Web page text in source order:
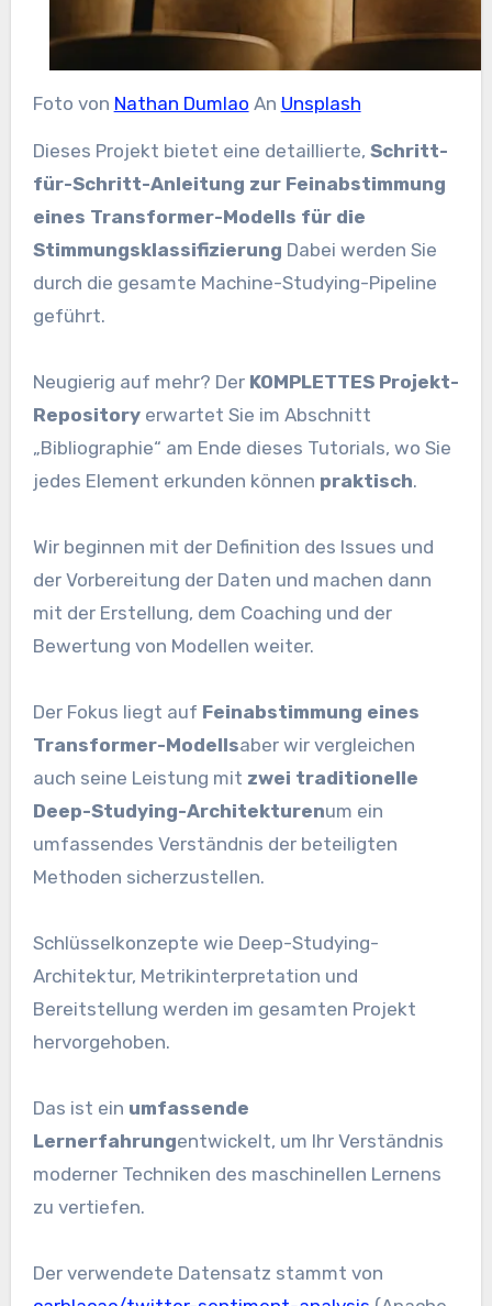
Foto von Nathan Dumlao An Unsplash
Dieses Projekt bietet eine detaillierte, Schritt-
für-Schritt-Anleitung zur Feinabstimmung
eines Transformer-Modells für die
Stimmungsklassifizierung Dabei werden Sie
durch die gesamte Machine-Studying-Pipeline
geführt.
Neugierig auf mehr? Der KOMPLETTES Projekt-
Repositoryerwartet Sie im Abschnitt
„Bibliographie“ am Ende dieses Tutorials, wo Sie
jedes Element erkunden können praktisch.
Wir beginnen mit der Definition des Issues und
der Vorbereitung der Daten und machen dann
mit der Erstellung, dem Coaching und der
Bewertung von Modellen weiter.
Der Fokus liegt auf Feinabstimmung eines
Transformer-Modellsaber wir vergleichen
auch seine Leistung mit zwei traditionelle
Deep-Studying-Architekturenum ein
umfassendes Verständnis der beteiligten
Methoden sicherzustellen.
Schlüsselkonzepte wie Deep-Studying-
Architektur, Metrikinterpretation und
Bereitstellung werden im gesamten Projekt
hervorgehoben.
Das ist ein umfassende
Lernerfahrungentwickelt, um Ihr Verständnis
moderner Techniken des maschinellen Lernens
zu vertiefen.
Der verwendete Datensatz stammt von